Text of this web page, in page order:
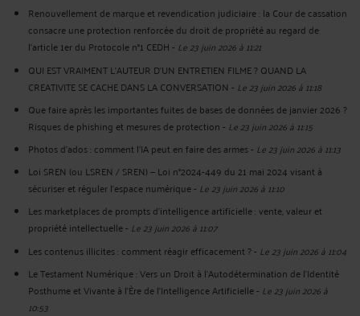
Renouvellement de marque et revendication judiciaire : la Cour de cassation
consacre une protection renforcée du droit de propriété au regard de
l’article 1er du Protocole n°1 CEDH- Le 23 juin 2026 à 11:21
QUI EST VRAIMENT L’AUTEUR D’UN ENTRETIEN FILME ? QUAND LA
CREATIVITE SE CACHE DANS LA CONVERSATION - Le 23 juin 2026 à 11:18
Que faire après les importantes fuites de bases de données de janvier 2026 ?
Risques de phishing et mesures de protection- Le 23 juin 2026 à 11:15
Photos d’ados : comment l’IA peut en faire des armes- Le 23 juin 2026 à 11:13
Loi SREN (ou LSREN / SREN) — Loi n°2024-449 du 21 mai 2024 visant à
sécuriser et réguler l’espace numérique- Le 23 juin 2026 à 11:10
Les marketplaces de prompts d’intelligence artificielle : vente, valeur et
propriété intellectuelle- Le 23 juin 2026 à 11:07
Les contenus illicites : comment réagir efficacement ?- Le 23 juin 2026 à 11:04
Le Testament Numérique : Vers un Droit à l'Autodétermination de l'Identité
Posthume et Vivante à l'Ère de l'Intelligence Artificielle- Le 23 juin 2026 à
10:53